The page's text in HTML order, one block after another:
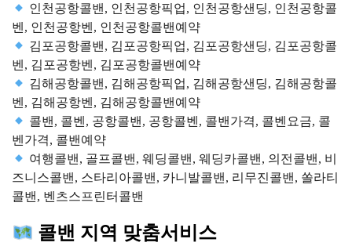
인천공항콜밴, 인천공항픽업, 인천공항샌딩, 인천공항콜
벤, 인천공항벤, 인천공항콜밴예약
김포공항콜밴, 김포공항픽업, 김포공항샌딩, 김포공항콜
벤, 김포공항벤, 김포공항콜밴예약
김해공항콜밴, 김해공항픽업, 김해공항샌딩, 김해공항콜
벤, 김해공항벤, 김해공항콜밴예약
콜밴, 콜벤, 공항콜밴, 공항콜벤, 콜밴가격, 콜벤요금, 콜
벤가격, 콜밴예약
여행콜밴, 골프콜밴, 웨딩콜밴, 웨딩카콜밴, 의전콜밴, 비
즈니스콜밴, 스타리아콜밴, 카니발콜밴, 리무진콜밴, 쏠라티
콜밴, 벤츠스프린터콜밴
콜밴 지역 맞춤서비스